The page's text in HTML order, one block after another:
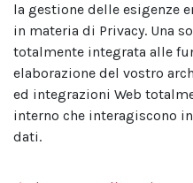
la gestione delle esigenze
in materia di Privacy. Una
totalmente integrata alle
elaborazione del vostro
ed integrazioni Web
interno che interagiscono
dati.